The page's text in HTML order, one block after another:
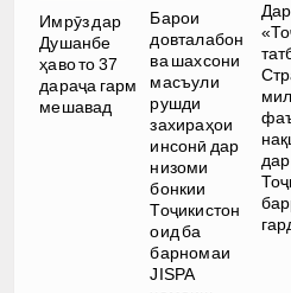
Имрӯз дар
Душанбе
ҳаво то 37
дараҷа гарм
мешавад
Барои
довталабон
ва шахсони
масъули
рушди
захираҳои
инсонӣ дар
низоми
бонкии
Тоҷикистон
оид ба
барномаи
JISPA
Дар
дар